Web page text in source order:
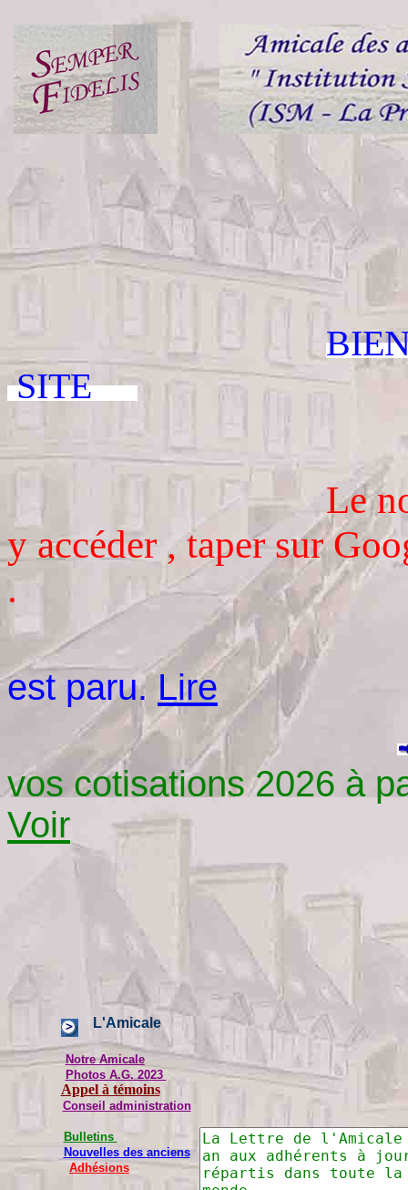
SITE
Le
y accéder , taper sur
.
est paru. Lire
vos cotisations 2026 à
Voir
L'Amicale
Notre Amicale
Photos A.G. 2023
Appel à témoins
Conseil administration
Bulletins
Nouvelles des anciens
Adhésions